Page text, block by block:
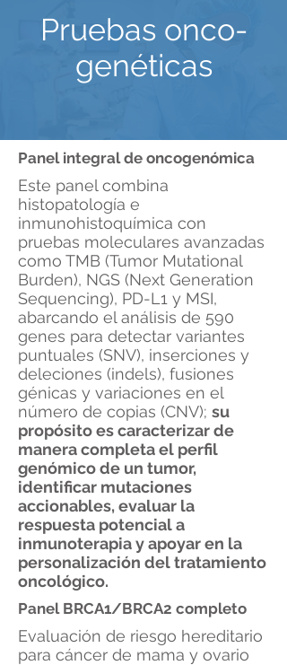
Pruebas onco-
genéticas
Panel integral de oncogenómica
Este panel combina
histopatología e
inmunohistoquímica con
pruebas moleculares avanzadas
como TMB (Tumor Mutational
Burden), NGS (Next Generation
Sequencing), PD-L1 y MSI,
abarcando el análisis de 590
genes para detectar variantes
puntuales (SNV), inserciones y
deleciones (indels), fusiones
génicas y variaciones en el
número de copias (CNV); su
propósito es caracterizar de
manera completa el perfil
genómico de un tumor,
identificar mutaciones
accionables, evaluar la
respuesta potencial a
inmunoterapia y apoyar en la
personalización del tratamiento
oncológico.
Panel BRCA1/BRCA2 completo
Evaluación de riesgo hereditario
para cáncer de mama y ovario